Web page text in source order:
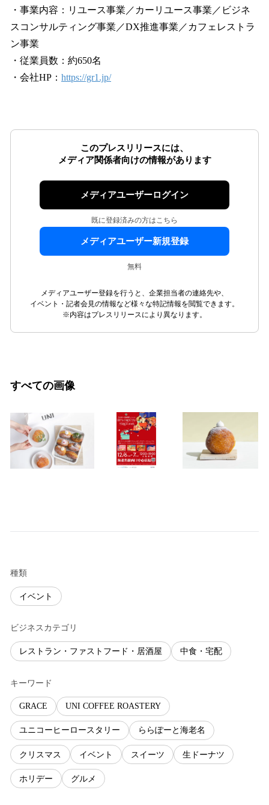
・事業内容：リユース事業／カーリユース事業／ビジネ
スコンサルティング事業／DX推進事業／カフェレストラ
ン事業
・従業員数：約650名
・会社HP： https://gr1.jp/
このプレスリリースには、
メディア関係者向けの情報があります
メディアユーザーログイン
既に登録済みの方はこちら
メディアユーザー新規登録
無料
メディアユーザー登録を行うと、企業担当者の連絡先や、
イベント・記者会見の情報など様々な特記情報を閲覧できます。
※内容はプレスリリースにより異なります。
すべての画像
種類
イベント
ビジネスカテゴリ
レストラン・ファストフード・居酒屋 中食・宅配
キーワード
GRACE UNI COFFEE ROASTERY
ユニコーヒーロースタリー ららぽーと海老名
クリスマス イベント スイーツ 生ドーナツ
ホリデー グルメ